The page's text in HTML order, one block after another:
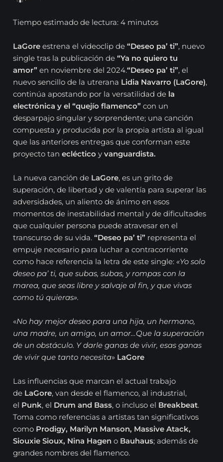
Tiempo estimado de lectura: 4 minutos
LaGoreestrena el videoclip de “Deseo pa’ ti”, nuevo
single tras la publicación de“Ya no quiero tu
amor” en noviembre del 2024.“Deseo pa’ ti”, el
nuevo sencillo de la utrerana Lidia Navarro (LaGore),
continúa apostando por la versatilidad de la
electrónica y el “quejío flamenco” con un
desparpajo singular y sorprendente; una canción
compuesta y producida por la propia artista al igual
que las anteriores entregas que conforman este
proyecto tanecléctico yvanguardista.
La nueva canción de LaGore, es un grito de
superación, de libertad y de valentía para superar las
adversidades, un aliento de ánimo en esos
momentos de inestabilidad mental y de dificultades
que cualquier persona puede atravesar en el
transcurso de su vida.“Deseo pa’ ti” representa el
empuje necesario para luchar a contracorriente
como hace referencia la letra de este single: «Yo solo
deseo pa’ ti, que subas, subas, y rompas con la
marea, que seas libre y salvaje al fin, y que vivas
como tú quieras».
«No hay mejor deseo para una hija, un hermano,
una madre, un amigo, un amor…Que la superación
de un obstáculo. Y darle ganas de vivir, esas ganas
de vivir que tanto necesita» LaGore
Las influencias que marcan el actual trabajo
de LaGore, van desde el flamenco, al industrial,
el Punk, el Drum and Bass, o incluso el Breakbeat.
Toma como referencias a artistas tan significativos
como Prodigy, Marilyn Manson, Massive Atack,
Siouxie Sioux, Nina Hagen o Bauhaus; además de
grandes nombres del flamenco.